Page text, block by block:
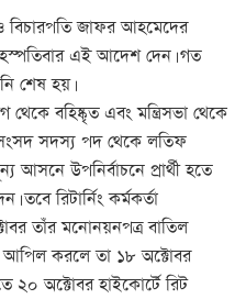
জাফর আহমেদের
এই আদেশ দেন। গত
শেষ হয়।
বহিষ্কৃত এবং মন্ত্রিসভা থেকে
সদস্য পদ থেকে লতিফ
আসনে উপনির্বাচনে প্রার্থী হতে
তবে রিটার্নিং কর্মকর্তা
তাঁর মনোনয়নপত্র বাতিল
আপিল করলে তা ১৮ অক্টোবর
২০ অক্টোবর হাইকোর্টে রিট